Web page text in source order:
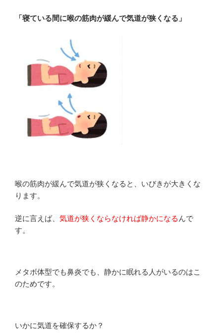
「寝ている間に喉の筋肉が緩んで気道が狭くなる」
喉の筋肉が緩んで気道が狭くなると、いびきが大きくな
ります。
逆に言えば、 気道が狭くならなければ静かになる んで
す。
メタボ体型でも鼻炎でも、静かに眠れる人がいるのはこ
のためです。
いかに気道を確保するか？